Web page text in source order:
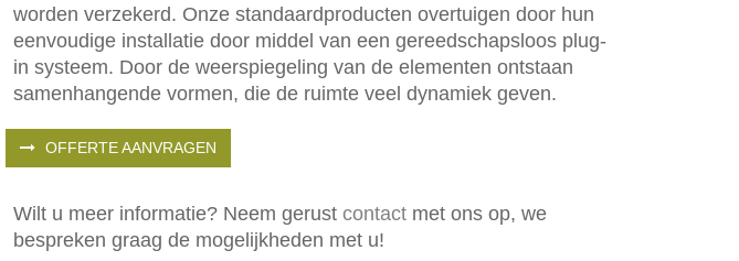
worden verzekerd. Onze standaardproducten overtuigen door hun
eenvoudige installatie door middel van een gereedschapsloos plug-
in systeem. Door de weerspiegeling van de elementen ontstaan ​​
samenhangende vormen, die de ruimte veel dynamiek geven.
OFFERTE AANVRAGEN
Wilt u meer informatie? Neem gerust contact met ons op, we
bespreken graag de mogelijkheden met u!